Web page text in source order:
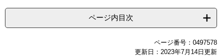
文
ページ内目次
ページ番号：0497578
更新日：2023年7月14日更新